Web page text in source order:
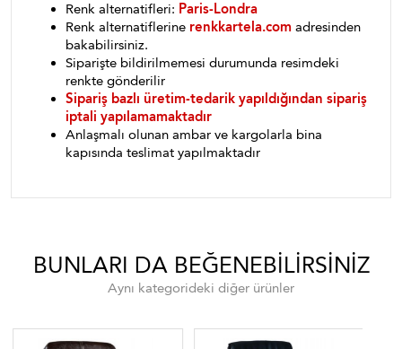
Renk alternatifleri: Paris-Londra
Renk alternatiflerine renkkartela.com adresinden
bakabilirsiniz.
Siparişte bildirilmemesi durumunda resimdeki
renkte gönderilir
Sipariş bazlı üretim-tedarik yapıldığından sipariş
iptali yapılamamaktadır
Anlaşmalı olunan ambar ve kargolarla bina
kapısında teslimat yapılmaktadır
BUNLARI DA BEĞENEBILIRSINIZ
Aynı kategorideki diğer ürünler